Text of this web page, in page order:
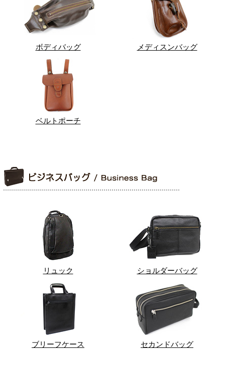
ボディバッグ メディスンバッグ
ベルトポーチ
リュック ショルダーバッグ
ブリーフケース セカンドバッグ